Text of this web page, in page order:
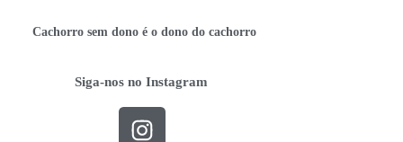
Cachorro sem dono é o dono do cachorro
Siga-nos no Instagram